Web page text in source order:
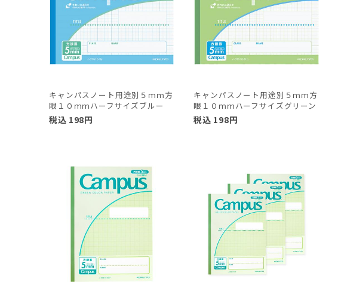
キャンパスノート用途別５ｍｍ方
眼１０ｍｍハーフサイズブルー
税込 198円
キャンパスノート用途別５ｍｍ方
眼１０ｍｍハーフサイズグリーン
税込 198円